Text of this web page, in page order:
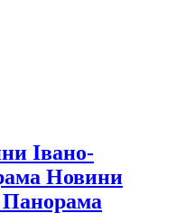
Івано-
Новини